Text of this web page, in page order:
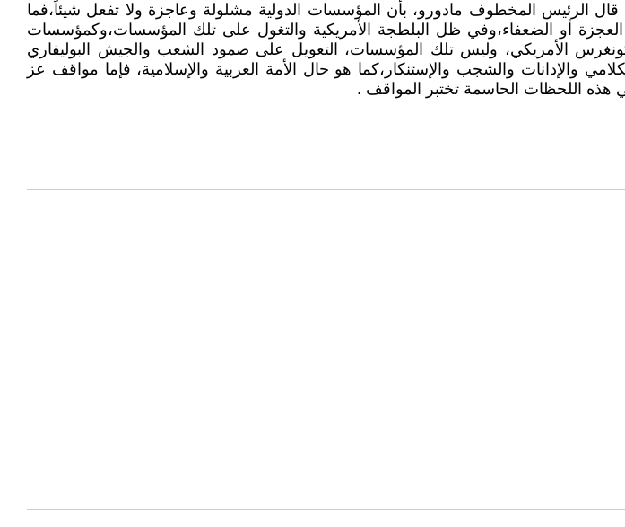
الرئيس المخطوف مادورو، بأن المؤسسات الدولية مشلولة وعاجزة ولا تفعل شيئاً،فما
العجزة أو الضعفاء،وفي ظل البلطجة الأمريكية والتغول على تلك المؤسسات،وكمؤسسات
الأمريكي، وليس تلك المؤسسات، التعويل على صمود الشعب والجيش البوليفاري
والإدانات والشجب والإستنكار،كما هو حال الأمة العربية والإسلامية، فإما مواقف عز
هذه اللحظات الحاسمة تختبر المواقف .